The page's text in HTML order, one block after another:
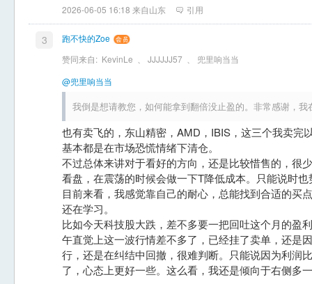
2026-06-05 16:18 来自山东 引用
3
跑不快的Zoe
赞同来自: KevinLe JJJJJJ57
兜里响当当
@兜里响当当
我倒是想请教您，如何能拿到翻倍没止盈的。非常感谢，
也有卖飞的，东山精密，AMD，IBIS，这三个我卖完
基本都是在市场恐慌情绪下清仓。
不过总体来讲对于看好的方向，还是比较惜售的，很
看盘，在震荡的时候会做一下T降低成本。只能说时
目前来看，我感觉靠自己的耐心，总能找到合适的买
还在学习。
比如今天科技股大跌，差不多要一把回吐这个月的盈
午直觉上这一波行情差不多了，已经挂了卖单，还是
行，还是在纠结中回撤，很难判断。只能说因为利润
了，心态上更好一些。这么看，我还是倾向于右侧多